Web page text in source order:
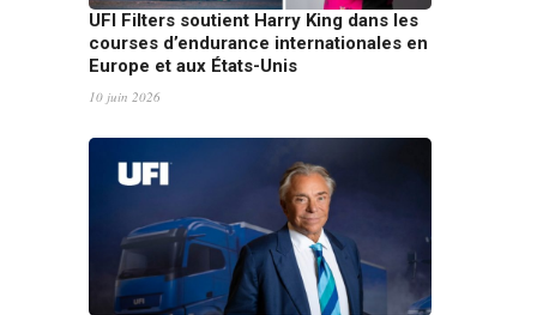
UFI Filters soutient Harry King dans les
courses d’endurance internationales en
Europe et aux États-Unis
10 juin 2026